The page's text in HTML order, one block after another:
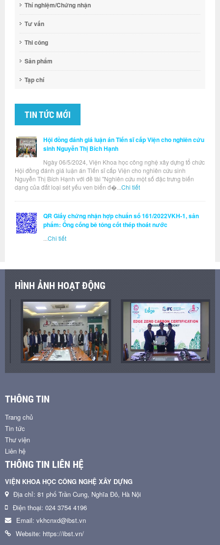
Thí nghiệm/Chứng nhận
Tư vấn
Thi công
Sản phẩm
Tạp chí
TIN TỨC MỚI
Hội đồng đánh giá luận án Tiến sĩ cấp Viện cho nghiên cứu
sinh Nguyễn Thị Bích Hạnh
Ngày 06/5/2024, Viện Khoa học công nghệ xây dựng tổ chức
Hội đồng đánh giá luận án Tiến sĩ cấp Viện cho nghiên cứu sinh
Nguyễn Thị Bích Hạnh với đề tài "Nghiên cứu một số đặc trưng biến
dạng của đất loại sét yếu ven biển đ�... Chi tiết
QR Giấy chứng nhận hợp chuẩn số 161/2022VKH-1, sản
phẩm: Ống cống bê tông cốt thép thoát nước
Chi tiết
HÌNH ẢNH HOẠT ĐỘNG
THÔNG TIN
Trang chủ
Tin tức
Thư viện
Liên hệ
THÔNG TIN LIÊN HỆ
VIỆN KHOA HỌC CÔNG NGHỆ XÂY DỰNG
Địa chỉ: 81 phố Trần Cung, Nghĩa Đô, Hà Nội
Điện thoại: 024 3754 4196
Email: vkhcnxd@ibst.vn
Website: https://ibst.vn/